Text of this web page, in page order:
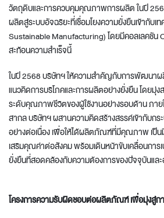
วัตถุดิบและการควบคุมคุณภาพการผลิต ในปี
ผลิตสู่ระบบอัจฉริยะที่เชื่อมโยงความยั่งยืนเข้ากับเ
Sustainable Manufacturing) โดยมีคอลเลคชัน
สะท้อนความสำเร็จนี้
ในปี 2568 บริษัทฯ ให้ความสำคัญกับการพัฒน
แนวคิดการบริโภคและการผลิตอย่างยั่งยืน โดยมุ่
ระดับคุณภาพชีวิตของผู้ใช้งานอย่างรอบด้าน ภา
สากล บริษัทฯ ผสานความคิดสร้างสรรค์เข้ากับก
อย่างต่อเนื่อง เพื่อให้ได้ผลิตภัณฑ์ที่มีคุณภาพ เป็น
เสริมคุณค่าต่อสังคม พร้อมเดินหน้าขับเคลื่อนกา
ยั่งยืนที่สอดคล้องกับความต้องการของปัจจุบันแล
โครงการความรับผิดชอบต่อผลิตภัณฑ์ เพื่อมุ่งสู่ก